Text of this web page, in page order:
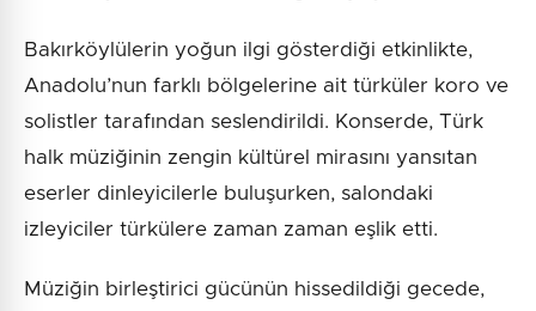
Bakırköylülerin yoğun ilgi gösterdiği etkinlikte,
Anadolu’nun farklı bölgelerine ait türküler koro ve
solistler tarafından seslendirildi. Konserde, Türk
halk müziğinin zengin kültürel mirasını yansıtan
eserler dinleyicilerle buluşurken, salondaki
izleyiciler türkülere zaman zaman eşlik etti.
Müziğin birleştirici gücünün hissedildiği gecede,